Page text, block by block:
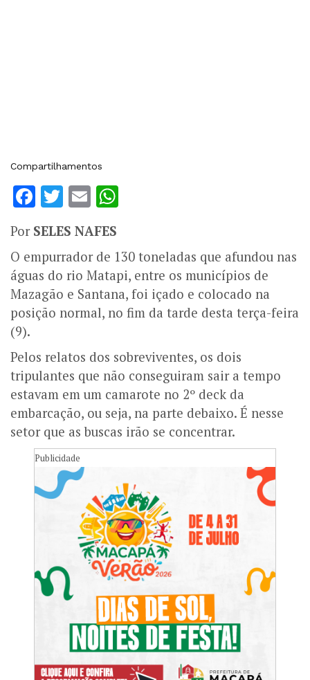
Compartilhamentos
Facebook
Twitter
Email
Por SELES NAFES
O empurrador de 130 toneladas que afundou nas
águas do rio Matapi, entre os municípios de
Mazagão e Santana, foi içado e colocado na
posição normal, no fim da tarde desta terça-feira
(9).
Pelos relatos dos sobreviventes, os dois
tripulantes que não conseguiram sair a tempo
estavam em um camarote no 2º deck da
embarcação, ou seja, na parte debaixo. É nesse
setor que as buscas irão se concentrar.
Publicidade